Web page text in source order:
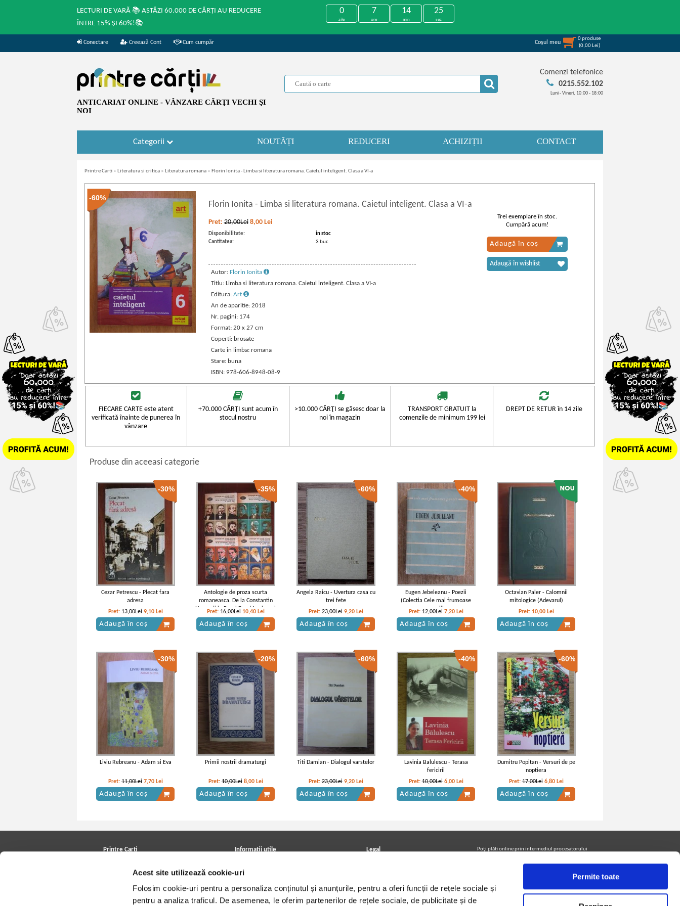
Acest site utilizează cookie-uri
Folosim cookie-uri pentru a personaliza conținutul și anunțurile, pentru a oferi funcții de rețele sociale și
pentru a analiza traficul. De asemenea, le oferim partenerilor de rețele sociale, de publicitate și de
Permite toate
LECTURI DE VARĂ 📚 ASTĂZI 60.000 DE CĂRȚI AU REDUCERE
ÎNTRE 15% ȘI 60%!📚
0
zile
7
ore
14
min
25
sec
Conectare Creează Cont Cum cumpăr Coşul meu
0produse
(0,00 Lei)
ANTICARIAT ONLINE - VÂNZARE CĂRŢI VECHI ŞI
NOI
Comenzi telefonice
0215.552.102
Luni - Vineri, 10:00 - 18:00
Categorii NOUTĂȚI REDUCERI ACHIZIȚII CONTACT
Printre Carti » Literatura si critica » Literatura romana » Florin Ionita - Limba si literatura romana. Caietul inteligent. Clasa a VI-a
-60%
Florin Ionita - Limba si literatura romana. Caietul inteligent. Clasa a VI-a
Pret:20,00Lei 8,00 Lei
Disponibilitate:
in stoc
Cantitatea:
3 buc
Autor: Florin Ionita
Titlu: Limba si literatura romana. Caietul inteligent. Clasa a VI-a
Editura: Art
An de aparitie: 2018
Nr. pagini: 174
Format: 20 x 27 cm
Coperti: brosate
Carte in limba: romana
Stare: buna
ISBN: 978-606-8948-08-9
Trei exemplare în stoc.
Cumpără acum!
Adaugă în coș
Adaugă în wishlist
FIECARE CARTE este atent
verificată înainte de punerea în
vânzare
+70.000 CĂRŢI sunt acum în
stocul nostru
>10.000 CĂRŢI se găsesc doar la
noi în magazin
TRANSPORT GRATUIT la
comenzile de minimum 199 lei
DREPT DE RETUR în 14 zile
Produse din aceeasi categorie
-30%
Cezar Petrescu - Plecat fara
adresa
Pret: 13,00Lei 9,10 Lei
Adaugă în coș
-35%
Antologie de proza scurta
romaneasca. De la Constantin
Negruzii la Pavel Dan (4 volume)
Pret:16,00Lei 10,40 Lei
Adaugă în coș
-60%
Angela Raicu - Uvertura casa cu
trei fete
Pret:23,00Lei 9,20 Lei
Adaugă în coș
-40%
Eugen Jebeleanu - Poezii
(Colectia Cele mai frumoase
poezii)
Pret:12,00Lei 7,20 Lei
Adaugă în coș
Octavian Paler - Calomnii
mitologice (Adevarul)
Pret: 10,00 Lei
Adaugă în coș
-30%
Liviu Rebreanu - Adam si Eva
Pret: 11,00Lei 7,70 Lei
Adaugă în coș
-20%
Primii nostrii dramaturgi
Pret:10,00Lei 8,00 Lei
Adaugă în coș
-60%
Titi Damian - Dialogul varstelor
Pret:23,00Lei 9,20 Lei
Adaugă în coș
-40%
Lavinia Balulescu - Terasa
fericirii
Pret:10,00Lei 6,00 Lei
Adaugă în coș
-60%
Dumitru Popitan - Versuri de pe
noptiera
Pret:17,00Lei 6,80 Lei
Adaugă în coș
Printre Carti Informatii utile
Achizitii viniluri, casete, CD/DVD
Cum cumpar?
Politica de livrare
Legal
Termeni si conditii
Utilizare cookie-uri
Poţi plăti online prin intermediul procesatorului
Urmăreşte-ne pe facebook pentru a fi la curent cu